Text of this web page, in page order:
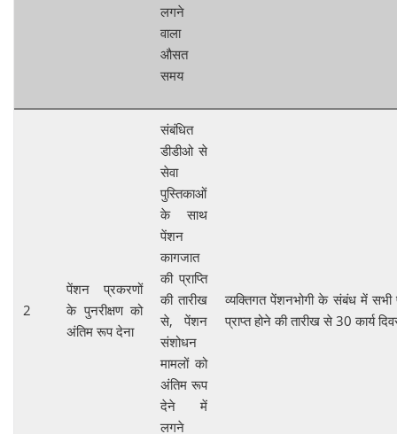
लगने
वाला
औसत
समय
2
पेंशन प्रकरणों
के पुनरीक्षण को
अंतिम रूप देना
संबंधित
डीडीओ से
सेवा
पुस्तिकाओं
के साथ
पेंशन
कागजात
की प्राप्ति
की तारीख
से, पेंशन
संशोधन
मामलों को
अंतिम रूप
देने में
लगने
व्यक्तिगत पेंशनभोगी के संबंध में
प्राप्त होने की तारीख से 30 कार्य